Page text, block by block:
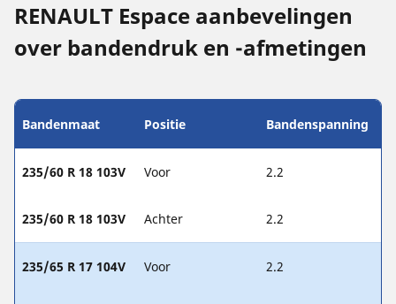
RENAULT Espace aanbevelingen
over bandendruk en -afmetingen
Bandenmaat Positie Bandenspanning
235/60 R 18 103V Voor 2.2
235/60 R 18 103V Achter 2.2
235/65 R 17 104V Voor 2.2